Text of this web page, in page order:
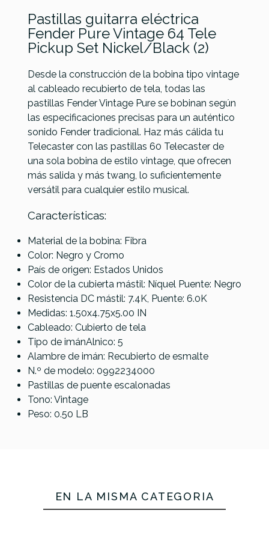
Pastillas guitarra eléctrica
Fender Pure Vintage 64 Tele
Pickup Set Nickel/Black (2)
Desde la construcción de la bobina tipo vintage
al cableado recubierto de tela, todas las
pastillas Fender Vintage Pure se bobinan según
las especificaciones precisas para un auténtico
sonido Fender tradicional. Haz más cálida tu
Telecaster con las pastillas 60 Telecaster de
una sola bobina de estilo vintage, que ofrecen
más salida y más twang, lo suficientemente
versátil para cualquier estilo musical.
Características:
Material de la bobina: Fibra
Color: Negro y Cromo
País de origen: Estados Unidos
Color de la cubierta mástil: Níquel Puente: Negro
Resistencia DC mástil: 7.4K, Puente: 6.0K
Medidas: 1.50x4.75x5.00 IN
Cableado: Cubierto de tela
Tipo de imánAlnico: 5
Alambre de imán: Recubierto de esmalte
N.º de modelo: 0992234000
Pastillas de puente escalonadas
Tono: Vintage
Peso: 0.50 LB
Referencia PASTGUIFEN054
Fender Tele
Custom Shop
Texas Special
set
Fender
Original
Vintage Tele
Pickup Set
Fender Tex-
Mex Tele
Pickup Set
158,99 € 149,00 € 149,00 €
No hay características para comparar
EN LA MISMA CATEGORÍA